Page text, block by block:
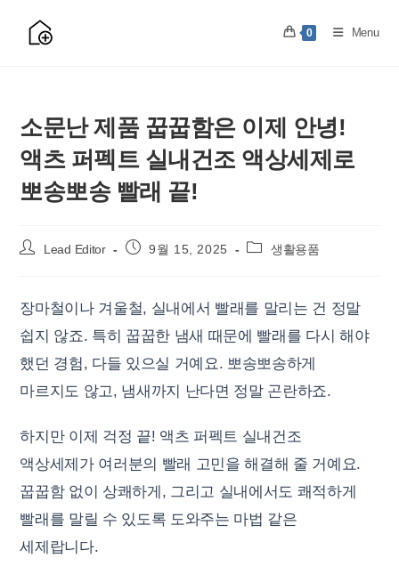
0 Menu
소문난 제품 꿉꿉함은 이제 안녕!
액츠 퍼펙트 실내건조 액상세제로
뽀송뽀송 빨래 끝!
Post
Lead Editor
Post 9월 15, 2025
Post 생활용품
장마철이나 겨울철, 실내에서 빨래를 말리는 건 정말
쉽지 않죠. 특히 꿉꿉한 냄새 때문에 빨래를 다시 해야
했던 경험, 다들 있으실 거예요. 뽀송뽀송하게
마르지도 않고, 냄새까지 난다면 정말 곤란하죠.
하지만 이제 걱정 끝! 액츠 퍼펙트 실내건조
액상세제가 여러분의 빨래 고민을 해결해 줄 거예요.
꿉꿉함 없이 상쾌하게, 그리고 실내에서도 쾌적하게
빨래를 말릴 수 있도록 도와주는 마법 같은
세제랍니다.